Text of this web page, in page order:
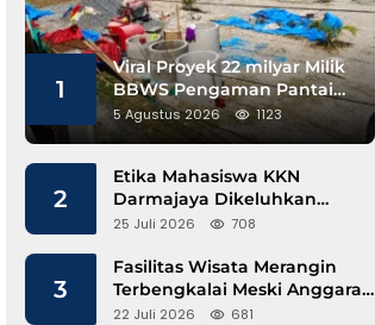
1
Viral Proyek 22 milyar Milik
BBWS Pengaman Pantai
Pesisir Barat Diduga
Gunakan Besi Banci
5 Agustus 2026 1123
2
Etika Mahasiswa KKN
Darmajaya Dikeluhkan
Kepala Pekon Sinar Jawa
25 Juli 2026 708
3
Fasilitas Wisata Merangin
Terbengkalai Meski Anggaran
Perawatan Terus Mengalir
22 Juli 2026 681